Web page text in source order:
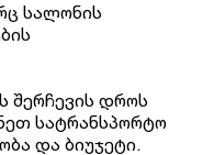
სალონის
შერჩევის დროს
სატრანსპორტო
და ბიუჯეტი.